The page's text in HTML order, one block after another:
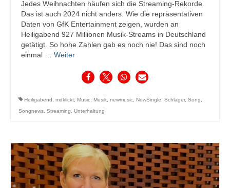
Jedes Weihnachten häufen sich die Streaming-Rekorde.
Das ist auch 2024 nicht anders. Wie die repräsentativen
Daten von GfK Entertainment zeigen, wurden an
Heiligabend 927 Millionen Musik-Streams in Deutschland
getätigt. So hohe Zahlen gab es noch nie! Das sind noch
einmal … Weiter
Heiligabend , mdklickt, Music, Musik, newmusic, NewSingle, Schlager, Song,
Songnews, Streaming, Unterhaltung